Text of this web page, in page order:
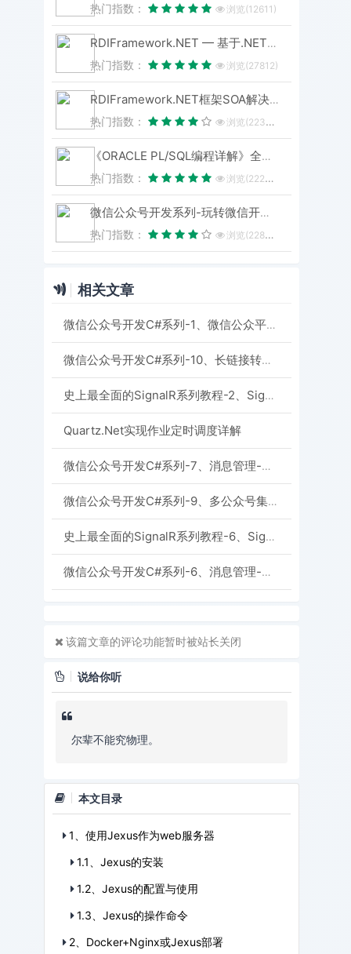
热门指数： 浏览(12611)
RDIFramework.NET — 基于.NET的快速信息化系统开发框架 — 系列目录
热门指数：
浏览(27812)
RDIFramework.NET框架SOA解决方案（集Windows服务、WinForm形式与IIS形式发布）-分布式应用
热门指数：
浏览(22385)
《ORACLE PL/SQL编程详解》全原创（共八篇）--系列文章导航
热门指数：
浏览(22294)
微信公众号开发系列-玩转微信开发-目录汇总
热门指数：
浏览(22824)
相关文章
微信公众号开发C#系列-1、微信公众平台注册
微信公众号开发C#系列-10、长链接转短链接
史上最全面的SignalR系列教程-2、SignalR 实现推送功能-永久连接类实现方式
Quartz.Net实现作业定时调度详解
微信公众号开发C#系列-7、消息管理-接收事件推送
微信公众号开发C#系列-9、多公众号集中管理
史上最全面的SignalR系列教程-6、SignalR 实现聊天室
微信公众号开发C#系列-6、消息管理-普通消息接受处理
该篇文章的评论功能暂时被站长关闭
说给你听
尔辈不能究物理。
本文目录
1、使用Jexus作为web服务器
1.1、Jexus的安装
1.2、Jexus的配置与使用
1.3、Jexus的操作命令
2、Docker+Nginx或Jexus部署